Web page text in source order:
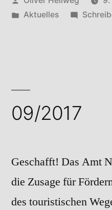
von
Veröffentlicht
Aktuelles
09/2017
Geschafft! Das Amt
die Zusage für
des touristischen